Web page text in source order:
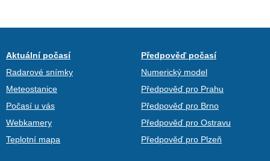
Aktuální počasí
Radarové snímky
Meteostanice
Počasí u vás
Webkamery
Teplotní mapa
Předpověď počasí
Numerický model
Předpověď pro Prahu
Předpověď pro Brno
Předpověď pro Ostravu
Předpověď pro Plzeň